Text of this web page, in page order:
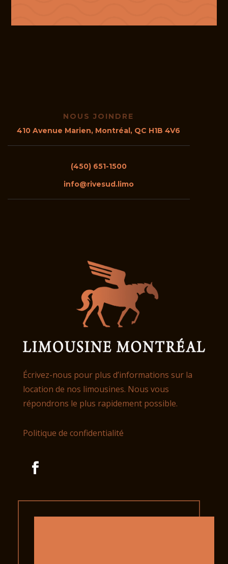
NOUS JOINDRE
410 Avenue Marien, Montréal, QC H1B 4V6
(450) 651-1500
info@rivesud.limo
Écrivez-nous pour plus d’informations sur la
location de nos limousines. Nous vous
répondrons le plus rapidement possible.
Politique de confidentialité